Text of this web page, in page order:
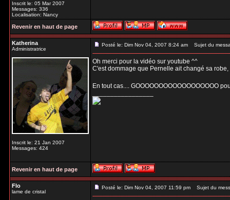
Inscrit le: 05 Mar 2007
Messages: 336
Localisation: Nancy
Revenir en haut de page
Katherina
Administratrice
Inscrit le: 21 Jan 2007
Messages: 424
Posté le: Dim Nov 04, 2007 8:24 am Sujet du
Oh merci pour la vidéo sur youtube ^^
C'est dommage que Pernelle ait changé sa
En tout cas.... GOOOOOOOOOOOOOOOOOO
_________________
Revenir en haut de page
Flo
lame de cristal
Posté le: Dim Nov 04, 2007 11:59 pm Sujet du